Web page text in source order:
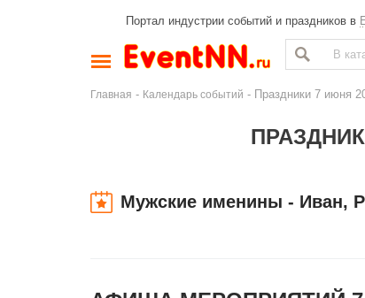
Портал индустрии событий и праздников в
Главная - Календарь событий - Праздники 7 июня
Мужские именины - Иван,